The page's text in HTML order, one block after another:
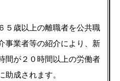
５歳以上の離職者を公共職
事業者等の紹介により、新
間が２０時間以上の労働者
成されます。